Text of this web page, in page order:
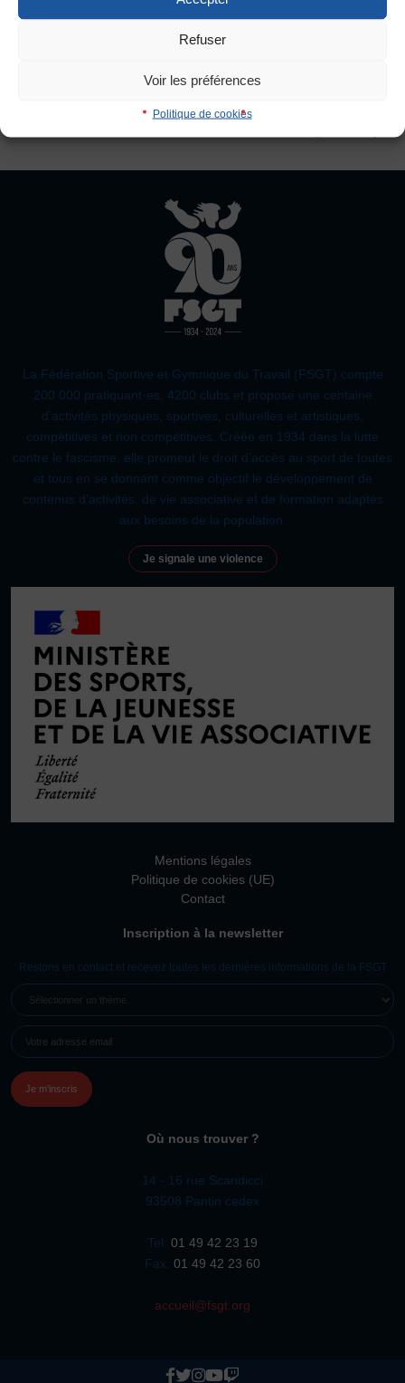
Refuser
Voir les préférences
Politique de cookies
JE SOUHAITE TROUVER UNE ACTIVITÉ SPORTIVE
Activités d’entretien, de forme et de santé
Activités physiques de danse et d’expression
Atelier d’aventure motrice des 0 – 3 ans
Autres activités de pleine nature Autres sports collectifs
Autres sports Nautiques Badminton Ball-trap Basketball
Gymnastique Joutes nautiques Judo
L’activité Bébé et parent dans l’eau Montagne-Escalade
Natation Omniforces Pétanque
Sports de combat
Tennis de table Tir Tir à l’arc
Walking Foot
JE SOUHAITE ADHÉRER
Licence Omnisports
Certificat Médical
Assurance
Formulaire d’inscription
La Fédération Sportive et Gymnique du Travail (FSGT) compte
200 000 pratiquant·es, 4200 clubs et propose une centaine
d’activités physiques, sportives, culturelles et artistiques,
compétitives et non compétitives. Créée en 1934 dans la lutte
contre le fascisme, elle promeut le droit d’accès au sport de toutes
et tous en se donnant comme objectif le développement de
contenus d’activités, de vie associative et de formation adaptés
aux besoins de la population.
Je signale une violence
Mentions légales
Politique de cookies (UE)
Contact
Inscription à la newsletter
Restons en contact et recevez toutes les dernières informations de la FSGT
UN
(NÉCESSAIRE)
MAIL
Où nous trouver ?
14 - 16 rue Scandicci
93508 Pantin cedex
Tel: 01 49 42 23 19
Fax: 01 49 42 23 60
accueil@fsgt.org
Remplacer par du texte
Ecouter